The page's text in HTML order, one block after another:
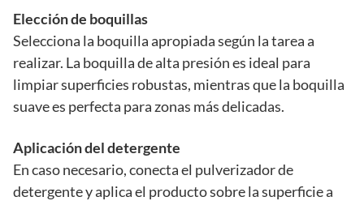
Elección de boquillas
Selecciona la boquilla apropiada según la tarea a
realizar. La boquilla de alta presión es ideal para
limpiar superficies robustas, mientras que la boquilla
suave es perfecta para zonas más delicadas.
Aplicación del detergente
En caso necesario, conecta el pulverizador de
detergente y aplica el producto sobre la superficie a